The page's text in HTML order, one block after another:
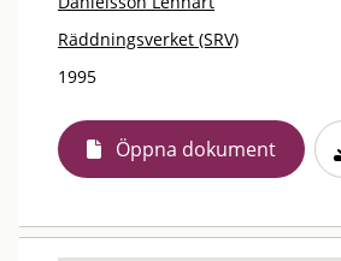
Räddningsverket (SRV)
1995
Öppna dokument